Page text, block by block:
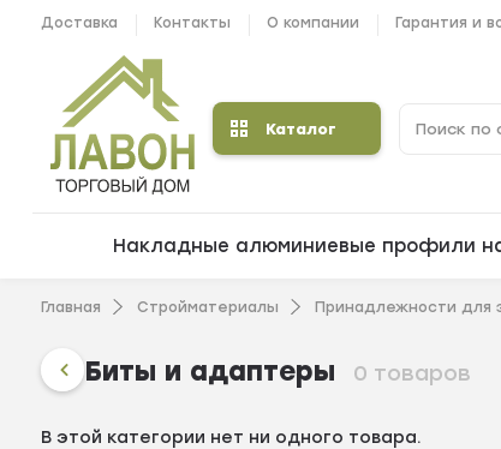
Доставка Контакты О компании Гарантия и
Каталог
Накладные алюминиевые профили
Главная Стройматериалы Принадлежности для
Биты и адаптеры 0 товаров
В этой категории нет ни одного товара.